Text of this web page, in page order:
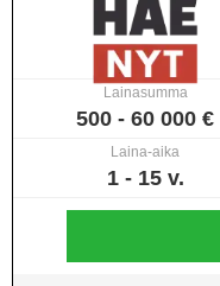
Lainasumma
500 - 60 000 €
Laina-aika
1 - 15 v.